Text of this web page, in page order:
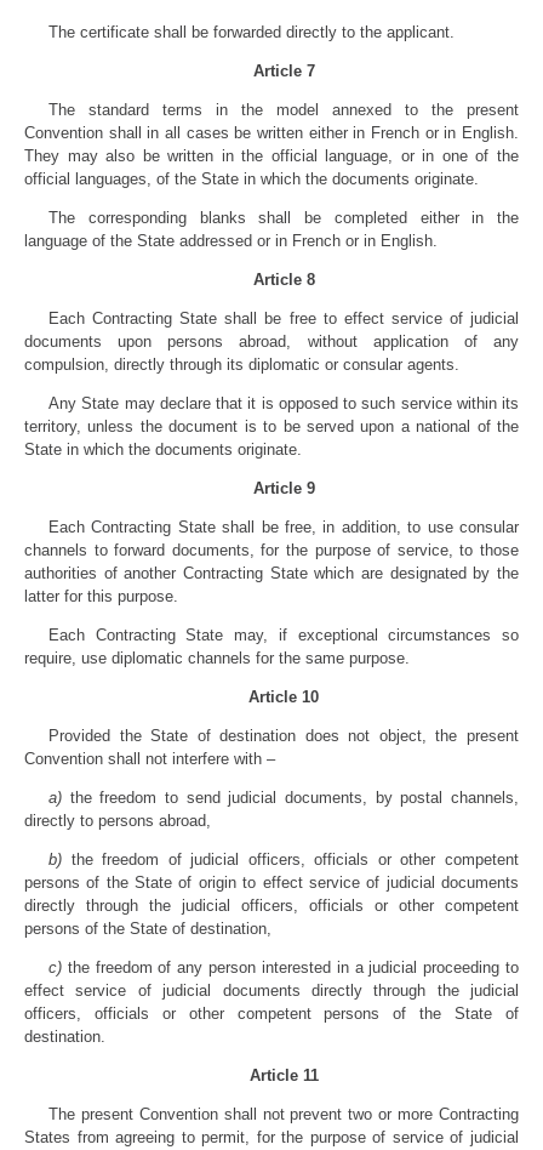
The certificate shall be forwarded directly to the applicant.
Article 7
The standard terms in the model annexed to the present
Convention shall in all cases be written either in French or in English.
They may also be written in the official language, or in one of the
official languages, of the State in which the documents originate.
The corresponding blanks shall be completed either in the
language of the State addressed or in French or in English.
Article 8
Each Contracting State shall be free to effect service of judicial
documents upon persons abroad, without application of any
compulsion, directly through its diplomatic or consular agents.
Any State may declare that it is opposed to such service within its
territory, unless the document is to be served upon a national of the
State in which the documents originate.
Article 9
Each Contracting State shall be free, in addition, to use consular
channels to forward documents, for the purpose of service, to those
authorities of another Contracting State which are designated by the
latter for this purpose.
Each Contracting State may, if exceptional circumstances so
require, use diplomatic channels for the same purpose.
Article 10
Provided the State of destination does not object, the present
Convention shall not interfere with –
a) the freedom to send judicial documents, by postal channels,
directly to persons abroad,
b) the freedom of judicial officers, officials or other competent
persons of the State of origin to effect service of judicial documents
directly through the judicial officers, officials or other competent
persons of the State of destination,
c) the freedom of any person interested in a judicial proceeding to
effect service of judicial documents directly through the judicial
officers, officials or other competent persons of the State of
destination.
Article 11
The present Convention shall not prevent two or more Contracting
States from agreeing to permit, for the purpose of service of judicial